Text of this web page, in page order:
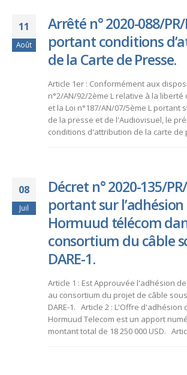
11
Août
Arrêté n° 2020-088/
portant conditions
de la Carte de Presse.
Article 1er : Conformément aux
n°2/AN/92/2ème L relative à la liberté
et la Loi n°187/AN/07/5ème L portant
de la presse et de l'Audiovisuel, le
conditions d'attribution de la carte de
08
Juil
Décret n° 2020-135/
portant sur l’adhésion
Hormuud télécom
consortium du câble
DARE-1.
Article 1 : Est Approuvée l'adhésion
au consortium du projet de câble
DARE-1. Article 2 : L'Offre d'adhésion
Hormuud Telecom est un apport
montant total de 18 250 000 USD.